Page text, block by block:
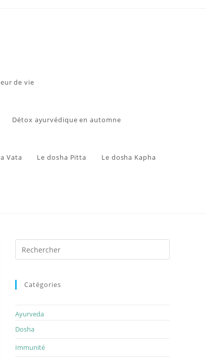
de vie
Détox ayurvédique en automne
Vata Le dosha Pitta Le dosha Kapha
Rechercher
sur
siteCatégories
Ayurveda
Dosha
Immunité